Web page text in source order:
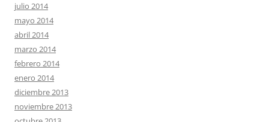
julio 2014
mayo 2014
abril 2014
marzo 2014
febrero 2014
enero 2014
diciembre 2013
noviembre 2013